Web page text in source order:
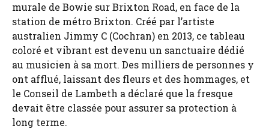
murale de Bowie sur Brixton Road, en face de la
station de métro Brixton. Créé par l’artiste
australien Jimmy C (Cochran) en 2013, ce tableau
coloré et vibrant est devenu un sanctuaire dédié
au musicien à sa mort. Des milliers de personnes y
ont afflué, laissant des fleurs et des hommages, et
le Conseil de Lambeth a déclaré que la fresque
devait être classée pour assurer sa protection à
long terme.